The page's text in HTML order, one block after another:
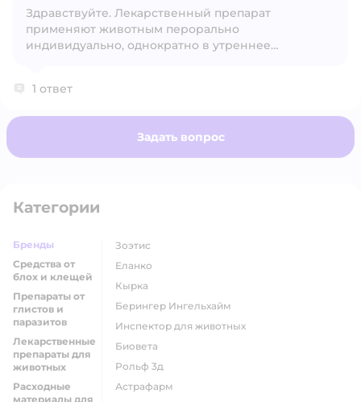
Открыть вопрос
Здравствуйте. Лекарственный препарат
применяют животным перорально
индивидуально, однократно в утреннее
терапевтической дозе 5 мг празиквантела и 0,25
1 ответ
Задать вопрос
Категории
Бренды
Средства от
блох и клещей
Препараты от
глистов и
паразитов
Лекарственные
препараты для
животных
Расходные
материалы для
Зоэтис
Еланко
Кырка
Берингер Ингельхайм
Инспектор для животных
Биовета
Рольф 3д
Астрафарм